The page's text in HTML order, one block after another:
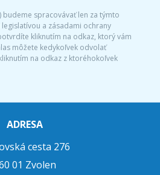
budeme spracovávať len za týmto
a zásadami ochrany
kliknutím na odkaz, ktorý vám
môžete kedykoľvek odvolať
na odkaz z ktoréhokoľvek
ADRESA
cesta 276
01 Zvolen